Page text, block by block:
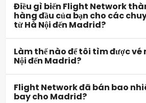
Điều gì biến Flight Network
hàng đầu của bạn cho các
từ Hà Nội đến Madrid?
Làm thế nào để tôi tìm được vé
Nội đến Madrid?
Flight Network đã bán bao
bay cho Madrid?